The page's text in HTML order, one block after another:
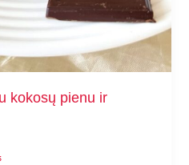
kokosų pienu ir